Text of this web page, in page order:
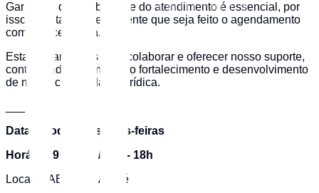
Garantir a disponibilidade do atendimento é essencial, por
isso solicitamos gentilmente que seja feito o agendamento
com antecedência.
Estamos ansiosos para colaborar e oferecer nosso suporte,
contribuindo assim para o fortalecimento e desenvolvimento
de nossa comunidade jurídica.
Datas: Todas as sextas-feiras
Horário: 9h - 12h / 15h - 18h
Local: OAB Santo André